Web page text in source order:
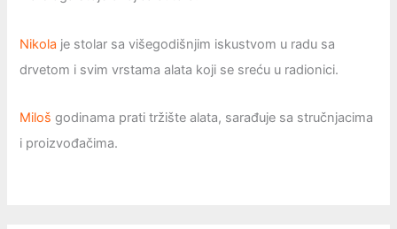
Nikola je stolar sa višegodišnjim iskustvom u radu sa
drvetom i svim vrstama alata koji se sreću u radionici.
Miloš godinama prati tržište alata, sarađuje sa stručnjacima
i proizvođačima.